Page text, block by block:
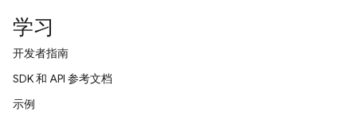
学习
开发者指南
SDK 和 API 参考文档
示例